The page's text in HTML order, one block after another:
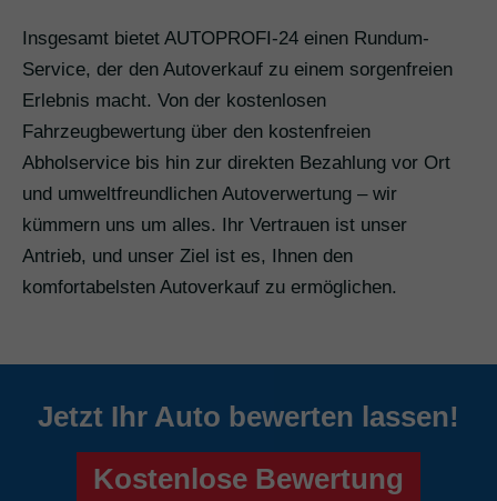
Insgesamt bietet AUTOPROFI-24 einen Rundum-
Service, der den Autoverkauf zu einem sorgenfreien
Erlebnis macht. Von der kostenlosen
Fahrzeugbewertung über den kostenfreien
Abholservice bis hin zur direkten Bezahlung vor Ort
und umweltfreundlichen Autoverwertung – wir
kümmern uns um alles. Ihr Vertrauen ist unser
Antrieb, und unser Ziel ist es, Ihnen den
komfortabelsten Autoverkauf zu ermöglichen.
Jetzt Ihr Auto bewerten lassen!
Kostenlose Bewertung